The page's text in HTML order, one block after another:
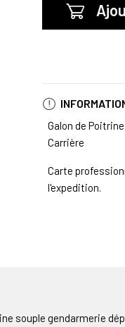
Galon de
Carrière
Carte
l'expedition.
souple gendarmerie